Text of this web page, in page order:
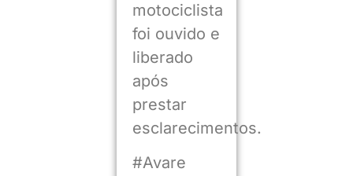
motociclista
foi ouvido e
liberado
após
prestar
esclarecimentos.
#Avare